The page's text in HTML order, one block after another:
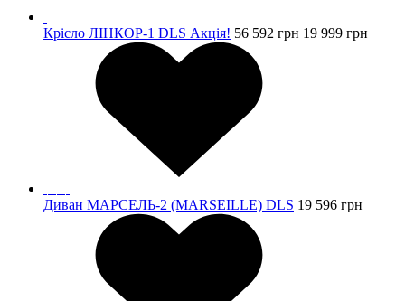
Крісло ЛІНКОР-1 DLS Акція! 56 592 грн 19 999 грн
Диван МАРСЕЛЬ-2 (MARSEILLE) DLS 19 596 грн